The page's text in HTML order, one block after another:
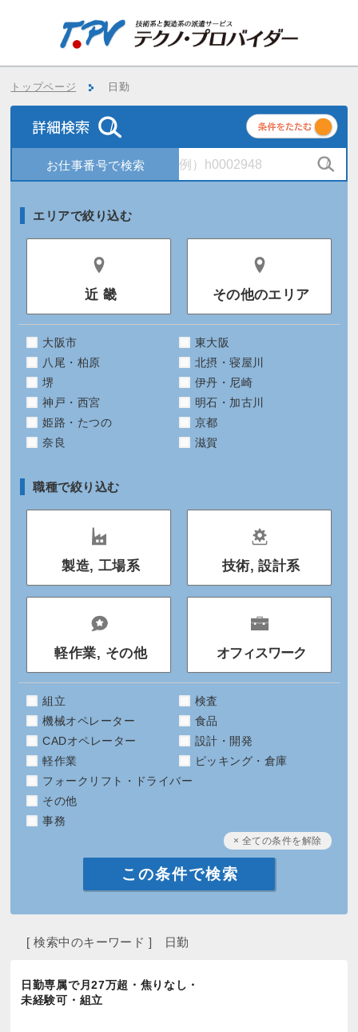
トップページ 日勤
条
件
エリアで絞り込む
近 畿 その他のエリア
大阪市
東大阪
八尾・柏原
北摂・寝屋川
堺
伊丹・尼崎
神戸・西宮
明石・加古川
姫路・たつの
京都
奈良
滋賀
職種で絞り込む
製造, 工場系 技術, 設計系
軽作業, その他 オフィスワーク
組立
検査
機械オペレーター
食品
CADオペレーター
設計・開発
軽作業
ピッキング・倉庫
フォークリフト・ドライバー
その他
事務
× 全ての条件を解除
[ 検索中のキーワード ] 日勤
日勤専属で月27万超・焦りなし・
未経験可・組立